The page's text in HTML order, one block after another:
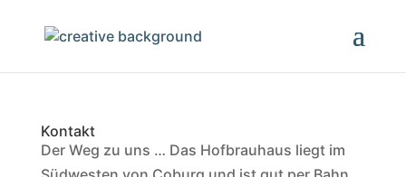
Kontakt
Der Weg zu uns … Das Hofbrauhaus liegt im